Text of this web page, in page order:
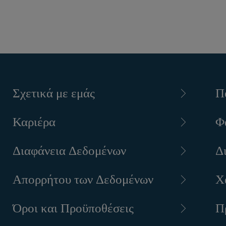
Σχετικά με εμάς
Καριέρα
Διαφάνεια Δεδομένων
Απορρήτου των Δεδομένων
Όροι και Προϋποθέσεις